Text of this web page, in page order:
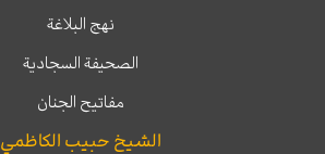
نهج البلاغة
الصحيفة السجادية
مفاتيح الجنان
الشيخ حبيب الكاظمي